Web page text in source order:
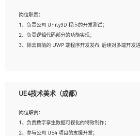
岗位职责：
1、负责公司 Unity3D 程序的开发测试；
2、负责逻辑代码部分的功能实现；
3、除去目前的 UWP 端程序开发发布, 后续对多端开发进
2、熟练掌握 Unity3D 程序开发，精通 C# 语言开发；
4、有良好的沟通能力和团队合作意识；
5、开发过 HoloLens 程序者优先。
UE4技术美术（成都）
岗位职责：
1、负责数字孪生数据可视化的特效制作；
2、参与公司 UE4 项目的支援开发；